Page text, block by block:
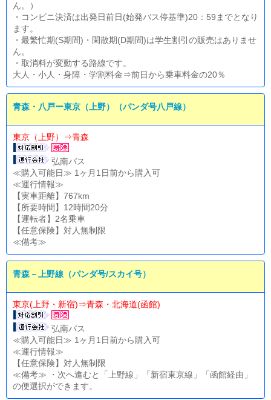
ん。）
・コンビニ決済は出発日前日(始発バス停基準)20：59までとなり
ます。
・最繁忙期(S期間)・閑散期(D期間)は学生割引の販売はありませ
ん。
・取消料が変動する路線です。
大人・小人・身障・学割料金⇒前日から乗車料金の20％
青森・八戸ー東京（上野）（パンダ号八戸線）
東京（上野）⇒青森
弘南バス
≪購入可能日≫ 1ヶ月1日前から購入可
≪運行情報≫
【実車距離】767km
【所要時間】12時間20分
【運転者】2名乗車
【任意保険】対人無制限
≪備考≫
青森－上野線（パンダ号/スカイ号）
東京(上野・新宿)⇒青森・北海道(函館)
弘南バス
≪購入可能日≫ 1ヶ月1日前から購入可
≪運行情報≫
【任意保険】対人無制限
≪備考≫ ・次へ進むと「上野線」「新宿東京線」「函館経由」
の便選択ができます。